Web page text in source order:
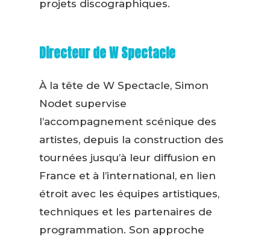
projets discographiques.
Directeur de W Spectacle
À la tête de W Spectacle, Simon
Nodet supervise
l’accompagnement scénique des
artistes, depuis la construction des
tournées jusqu’à leur diffusion en
France et à l’international, en lien
étroit avec les équipes artistiques,
techniques et les partenaires de
programmation. Son approche